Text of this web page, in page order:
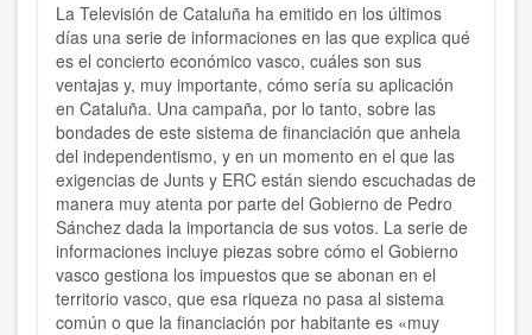
La Televisión de Cataluña ha emitido en los últimos
días una serie de informaciones en las que explica qué
es el concierto económico vasco, cuáles son sus
ventajas y, muy importante, cómo sería su aplicación
en Cataluña. Una campaña, por lo tanto, sobre las
bondades de este sistema de financiación que anhela
del independentismo, y en un momento en el que las
exigencias de Junts y ERC están siendo escuchadas de
manera muy atenta por parte del Gobierno de Pedro
Sánchez dada la importancia de sus votos. La serie de
informaciones incluye piezas sobre cómo el Gobierno
vasco gestiona los impuestos que se abonan en el
territorio vasco, que esa riqueza no pasa al sistema
común o que la financiación por habitante es «muy